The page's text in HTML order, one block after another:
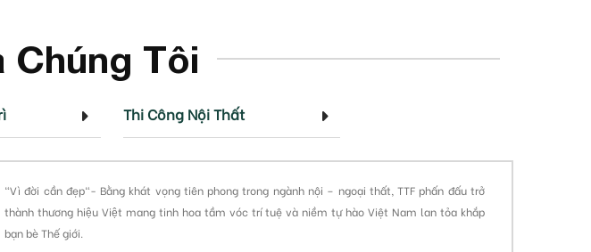
Chúng Tôi
Thi Công Nội Thất
"Vì đời cần đẹp"- Bằng khát vọng tiên phong trong ngành nội – ngoại thất, TTF phấn đấu trở
thành thương hiệu Việt mang tinh hoa tầm vóc trí tuệ và niềm tự hào Việt Nam lan tỏa khắp
bạn bè Thế giới.